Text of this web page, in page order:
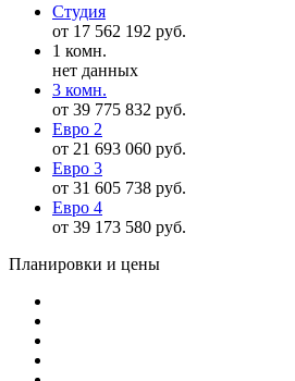
Студия
от 17 562 192 руб.
1 комн.
нет данных
3 комн.
от 39 775 832 руб.
Евро 2
от 21 693 060 руб.
Евро 3
от 31 605 738 руб.
Евро 4
от 39 173 580 руб.
Планировки и цены